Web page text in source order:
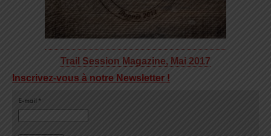
Trail Session Magazine, Mai 2017
Inscrivez-vous à notre Newsletter !
E-mail *